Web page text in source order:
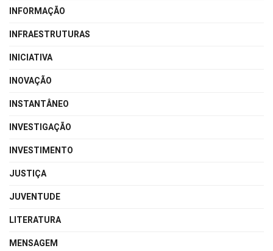
INFORMAÇÃO
INFRAESTRUTURAS
INICIATIVA
INOVAÇÃO
INSTANTÂNEO
INVESTIGAÇÃO
INVESTIMENTO
JUSTIÇA
JUVENTUDE
LITERATURA
MENSAGEM